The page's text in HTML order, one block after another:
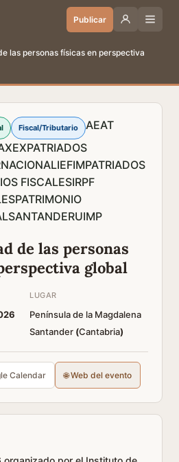
Publicar
las personas físicas en perspectiva
Fiscal/Tributario
AEAT
EXPATRIADOS
IEFIMPATRIADOS
FISCALESIRPF
PATRIMONIO
SANTANDERUIMP
de las personas
global
LUGAR
Península de la Magdalena
Santander (Cantabria)
Calendar 🌐 Web del evento